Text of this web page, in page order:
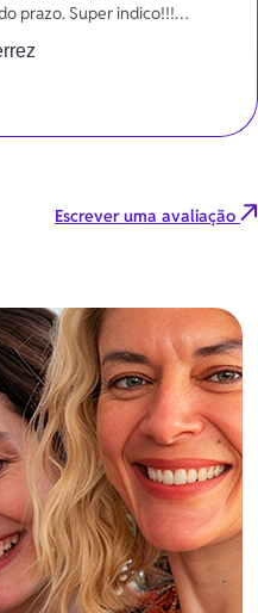
prazo. Super indico!!!
Escrever uma avaliação